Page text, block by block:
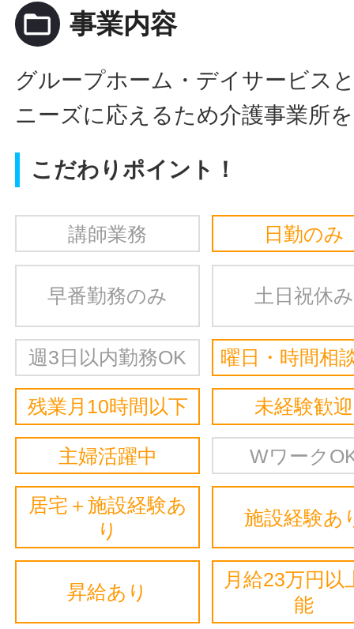
folder_open 事業内容
グループホーム・デイサービス
ニーズに応えるため介護事業所
こだわりポイント！
講師業務 日勤のみ
早番勤務のみ 土日祝休み
週3日以内勤務OK 曜日・時間相
残業月10時間以下 未経験歓迎
主婦活躍中 Wワーク
居宅＋施設経験あ
り
施設経験あ
昇給あり
月給23万円以
能